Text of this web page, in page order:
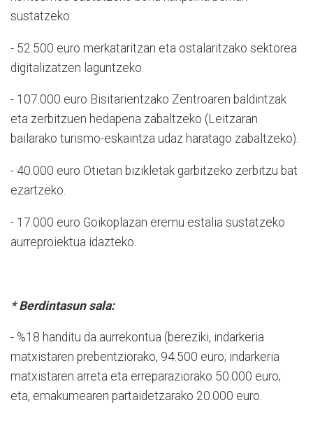
sustatzeko.
- 52.500 euro merkataritzan eta ostalaritzako sektorea
digitalizatzen laguntzeko.
- 107.000 euro Bisitarientzako Zentroaren baldintzak
eta zerbitzuen hedapena zabaltzeko (Leitzaran
bailarako turismo-eskaintza udaz haratago zabaltzeko).
- 40.000 euro Otietan bizikletak garbitzeko zerbitzu bat
ezartzeko.
- 17.000 euro Goikoplazan eremu estalia sustatzeko
aurreproiektua idazteko.
* Berdintasun sala:
- %18 handitu da aurrekontua (bereziki, indarkeria
matxistaren prebentziorako, 94.500 euro; indarkeria
matxistaren arreta eta erreparaziorako 50.000 euro;
eta, emakumearen partaidetzarako 20.000 euro.